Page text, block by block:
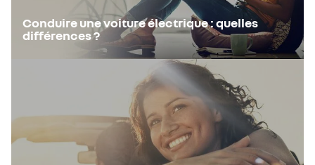
Conduire une voiture électrique : quelles
différences ?